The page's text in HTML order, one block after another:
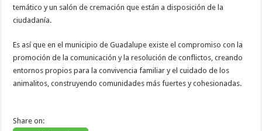
temático y un salón de cremación que están a disposición de la
ciudadanía.
Es así que en el municipio de Guadalupe existe el compromiso con la
promoción de la comunicación y la resolución de conflictos, creando
entornos propios para la convivencia familiar y el cuidado de los
animalitos, construyendo comunidades más fuertes y cohesionadas.
Share on: